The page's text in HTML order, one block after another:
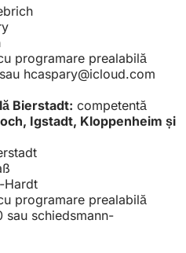
programare prealabilă
hcaspary icloud com
Bierstadt: competentă
Igstadt, Kloppenheim și
Hardt
programare prealabilă
sau schiedsmann-